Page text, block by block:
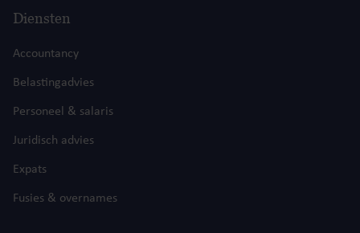
Diensten
Accountancy
Belastingadvies
Personeel & salaris
Juridisch advies
Expats
Fusies & overnames